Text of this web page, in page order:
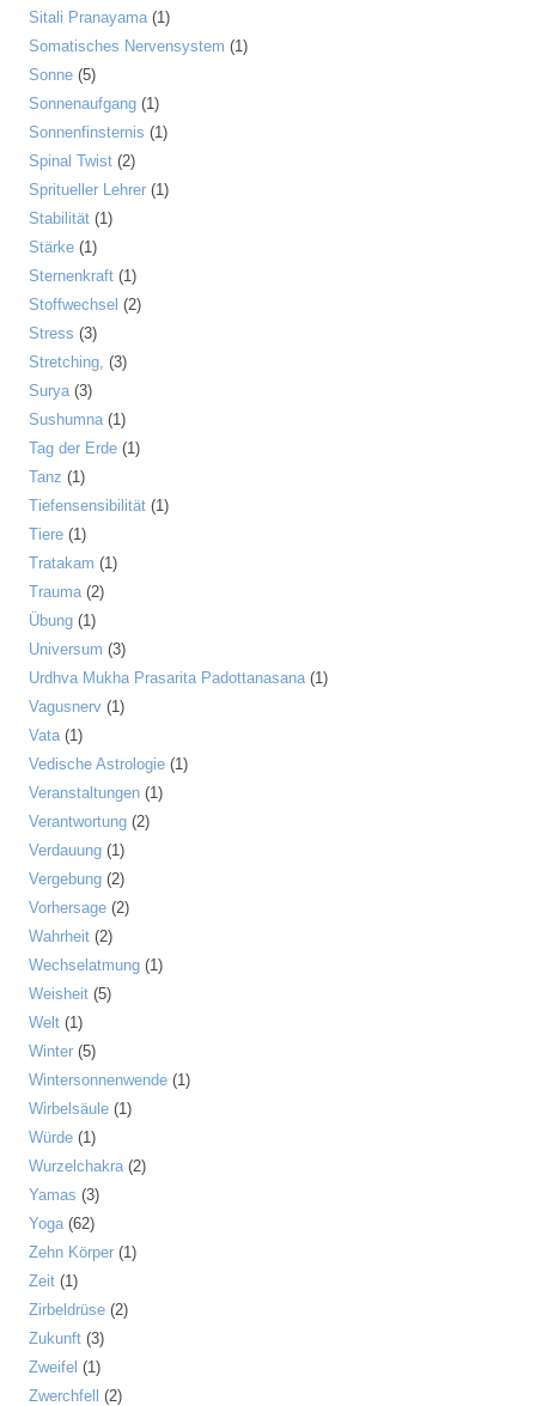
Sitali Pranayama(1)
Somatisches Nervensystem (1)
Sonne (5)
Sonnenaufgang (1)
Sonnenfinsternis (1)
Spinal Twist (2)
Spritueller Lehrer (1)
Stabilität (1)
Stärke (1)
Sternenkraft (1)
Stoffwechsel (2)
Stress (3)
Stretching, (3)
Surya(3)
Sushumna(1)
Tag der Erde (1)
Tanz (1)
Tiefensensibilität (1)
Tiere (1)
Tratakam (1)
Trauma(2)
Übung (1)
Universum (3)
Urdhva Mukha Prasarita Padottanasana(1)
Vagusnerv (1)
Vata(1)
Vedische Astrologie (1)
Veranstaltungen (1)
Verantwortung (2)
Verdauung (1)
Vergebung (2)
Vorhersage (2)
Wahrheit (2)
Wechselatmung (1)
Weisheit (5)
Welt (1)
Winter (5)
Wintersonnenwende (1)
Wirbelsäule (1)
Würde (1)
Wurzelchakra(2)
Yamas (3)
Yoga(62)
Zehn Körper (1)
Zeit (1)
Zirbeldrüse (2)
Zukunft (3)
Zweifel (1)
Zwerchfell
(2)